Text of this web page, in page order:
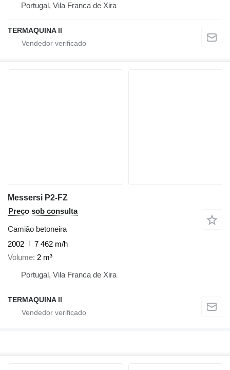
Portugal, Vila Franca de Xira
TERMAQUINA ll
Messersi P2-FZ
Preço sob consulta
Camião betoneira
2002
7 462 m/h
Volume 2 m³
Portugal, Vila Franca de Xira
TERMAQUINA ll